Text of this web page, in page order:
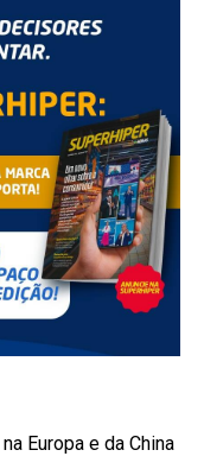
Europa e da China